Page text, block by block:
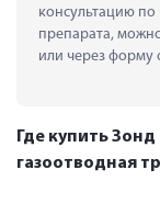
консультацию
препарата,
или через форму
Где купить
газоотводная